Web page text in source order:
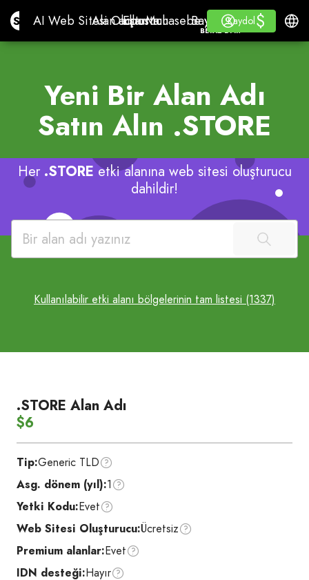
Site.proAI Web Sitesi Oluşturucu
AI Web Sitesi Oluşturucu
Alan adları
Alan adları
Eposta
EpostaMuhasebe yazılımı
Muhasebe yazılımı
Bayiler İçinBeyaz
Bayiler İçin
BEYAZ ETIKET
Öğrenmek
Öğrenmek
Kaydol
Kaydol
Giriş yap$
$
Yeni Bir Alan Adı
Satın Alın .STORE
Her .STORE etki alanına web sitesi oluşturucu
dahildir!
Kullanılabilir etki alanı bölgelerinin tam listesi (1337)
.STORE Alan Adı
$6
Tip:Generic TLD
Asg. dönem (yıl):1
Yetki Kodu:Evet
Web Sitesi Oluşturucu:Ücretsiz
Premium alanlar:Evet
IDN desteği:Hayır